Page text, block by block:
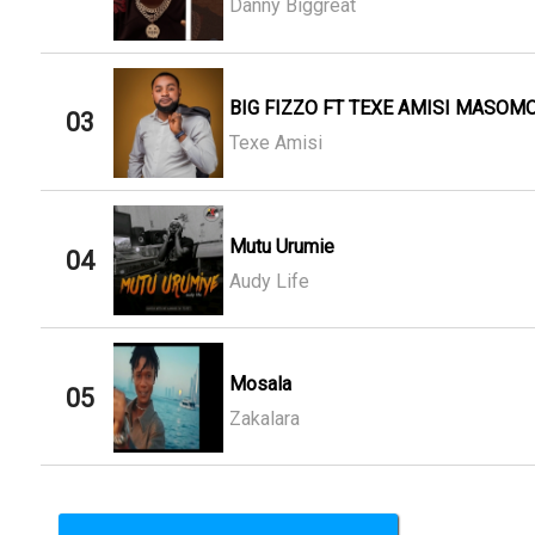
Danny Biggreat
03
BIG FIZZO FT TEXE AMISI
Texe Amisi
04
Mutu Urumie
Audy Life
05
Mosala
Zakalara